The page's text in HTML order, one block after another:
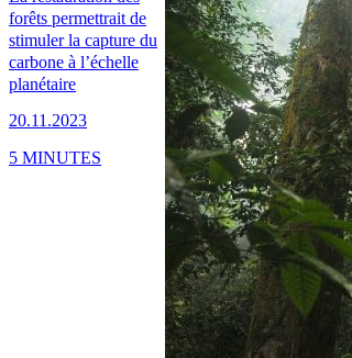
forêts permettrait de
stimuler la capture du
carbone à l’échelle
planétaire
20.11.2023
5 MINUTES